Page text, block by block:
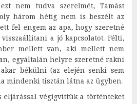
nem tudva szerelmét, Tamást
három hétig nem is beszélt az
fel engem az apa, hogy szeretné
a jó kapcsolatot. Félti,
mellett van, aki mellett nem
egyáltalán helyre szeretné rakni
békülni (az elején senki sem
mindenki tisztán látna az ügyben.
eljárással végigvittük a történteket